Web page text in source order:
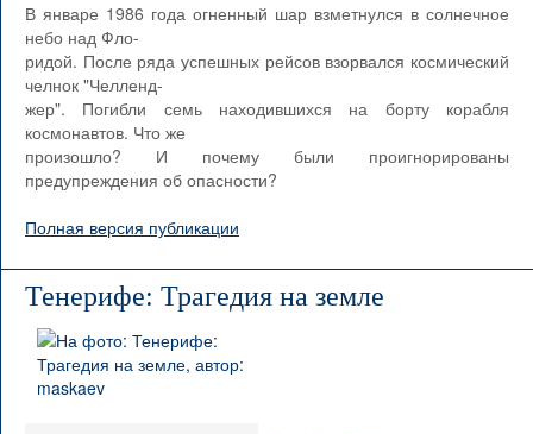
В январе 1986 года огненный шар взметнулся в солнечное
небо над Фло-
ридой. После ряда успешных рейсов взорвался космический
челнок "Челленд-
жер". Погибли семь находившихся на борту корабля
космонавтов. Что же
произошло? И почему были проигнорированы
предупреждения об опасности?
Полная версия публикации
Тенерифе: Трагедия на земле